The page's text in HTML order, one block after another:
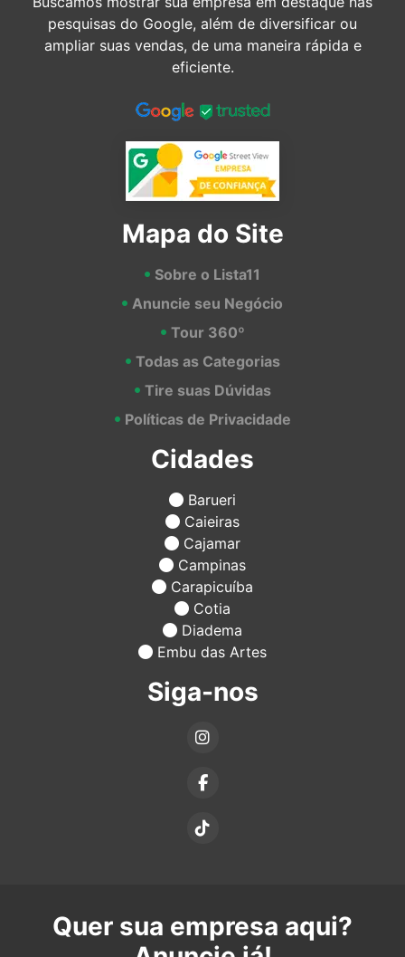
pesquisas do Google, além de diversificar ou
ampliar suas vendas, de uma maneira rápida e
eficiente.
Mapa do Site
Sobre o Lista11
Anuncie seu Negócio
Tour 360º
Todas as Categorias
Tire suas Dúvidas
Políticas de Privacidade
Cidades
Barueri
Caieiras
Cajamar
Campinas
Carapicuíba
Cotia
Diadema
Embu das Artes
Siga-nos
Quer sua empresa aqui?